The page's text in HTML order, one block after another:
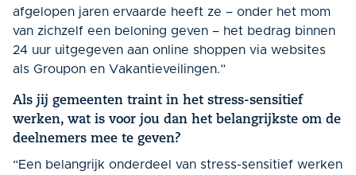
afgelopen jaren ervaarde heeft ze – onder het mom
van zichzelf een beloning geven – het bedrag binnen
24 uur uitgegeven aan online shoppen via websites
als Groupon en Vakantieveilingen.”
Als jij gemeenten traint in het stress-sensitief
werken, wat is voor jou dan het belangrijkste om de
deelnemers mee te geven?
“Een belangrijk onderdeel van stress-sensitief werken